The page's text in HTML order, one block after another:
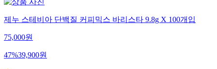
제누 스테비아 단백질 커피믹스 바리스타 9.8g X 100개입
75,000원
47%39,900원